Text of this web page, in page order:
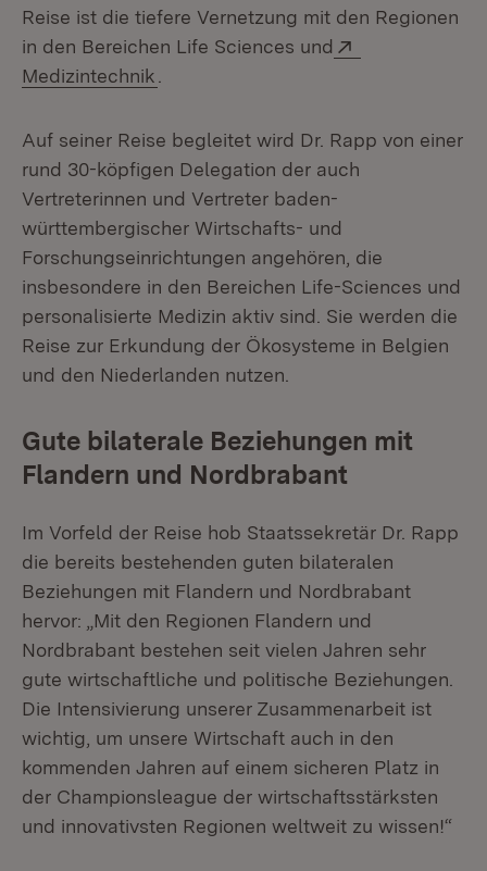
Reise ist die tiefere Vernetzung mit den Regionen
in den Bereichen Life Sciences und
Medizintechnik
Auf seiner Reise begleitet wird Dr. Rapp von einer
rund 30-köpfigen Delegation der auch
Vertreterinnen und Vertreter baden-
württembergischer Wirtschafts- und
Forschungseinrichtungen angehören, die
insbesondere in den Bereichen Life-Sciences und
personalisierte Medizin aktiv sind. Sie werden die
Reise zur Erkundung der Ökosysteme in Belgien
und den Niederlanden nutzen.
Gute bilaterale Beziehungen mit
Flandern und Nordbrabant
Im Vorfeld der Reise hob Staatssekretär Dr. Rapp
die bereits bestehenden guten bilateralen
Beziehungen mit Flandern und Nordbrabant
hervor: „Mit den Regionen Flandern und
Nordbrabant bestehen seit vielen Jahren sehr
gute wirtschaftliche und politische Beziehungen.
Die Intensivierung unserer Zusammenarbeit ist
wichtig, um unsere Wirtschaft auch in den
kommenden Jahren auf einem sicheren Platz in
der Championsleague der wirtschaftsstärksten
und innovativsten Regionen weltweit zu wissen!“